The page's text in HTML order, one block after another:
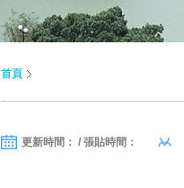
首頁
更新時間： / 張貼時間：